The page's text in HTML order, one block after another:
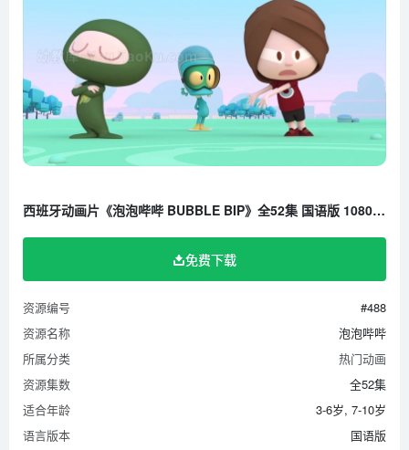
第26集 THE PARK SABOTEUR
第27集 THE TRADING CARD NAMED DESIRE
第28集 LENA’S DIARY
第29集 ULTRA VILLAIN
第30集 SEEDING IS BELIEVING
第31集BIRTHDAY SURPRISE
第33集 LENA’S BALL
第35集 MIA TO THE RESCUE
第36集 THE MAKING OF A SUPERHERO
第37集 THE JOKE’S ON WHO
第38集 BIGNOSITIS
第39集 BE MY VALENTINE
第40集 PHANTOMS
第41集 I’M THE BEST
西班牙动画片《泡泡哔哔 BUBBLE BIP》全52集 国语版 1080P/MP4/7.74G 百度云网盘下载
免费下载
资源编号
#488
资源名称
泡泡哔哔
所属分类
热门动画
资源集数
全52集
适合年龄
3-6岁, 7-10岁
语言版本
国语版